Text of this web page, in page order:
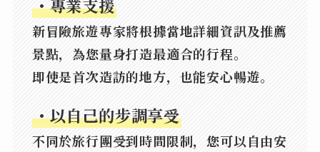
・專業支援
新冒險旅遊專家將根據當地詳細資訊及推薦
景點，為您量身打造最適合的行程。
即使是首次造訪的地方，也能安心暢遊。
・以自己的步調享受
不同於旅行團受到時間限制，您可以自由安